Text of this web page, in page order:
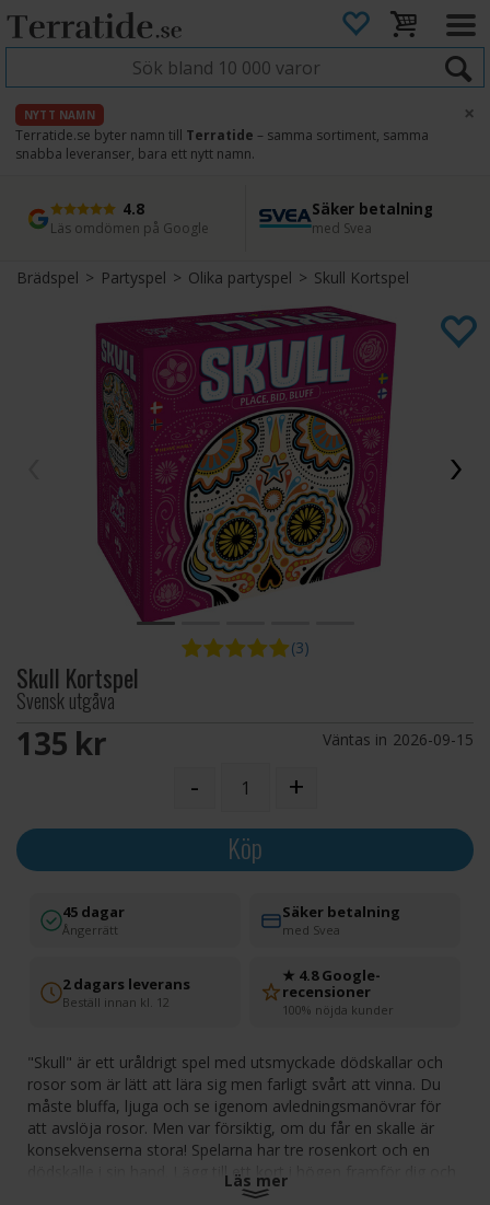
NYTT NAMN
Terratide.se byter namn till Terratide – samma sortiment, samma
snabba leveranser, bara ett nytt namn.
×
4.8
Läs omdömen på Google
Säker betalning
med Svea
Snabb leverans
Direkt från lager
45 dagars ångerrätt
Enkel retur
Brädspel> Partyspel>Olika partyspel>Skull Kortspel
(3)
Skull Kortspel
Svensk utgåva
135 SEK Väntas in 2026-09-15
- +
Köp
45 dagar
Ångerrätt
Säker betalning
med Svea
2 dagars leverans
Beställ innan kl. 12
★ 4.8 Google-
recensioner
100% nöjda kunder
"Skull" är ett uråldrigt spel med utsmyckade dödskallar och
rosor som är lätt att lära sig men farligt svårt att vinna. Du
måste bluffa, ljuga och se igenom avledningsmanövrar för
att avslöja rosor. Men var försiktig, om du får en skalle är
konsekvenserna stora! Spelarna har tre rosenkort och en
dödskalle i sin hand. Lägg till ett kort i högen framför dig och
när du känner dig lycklig, meddela din utmaning och förklara
Läs mer